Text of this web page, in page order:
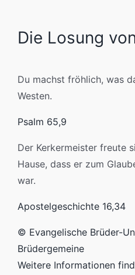
Die Losung
Du machst fröhlich, was
Westen.
Psalm 65,9
Der Kerkermeister freute
Hause, dass er zum
war.
Apostelgeschichte 16,34
© Evangelische Brüder-
Brüdergemeine
Weitere Informationen